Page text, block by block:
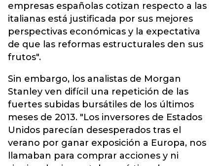
empresas españolas cotizan respecto a las
italianas está justificada por sus mejores
perspectivas económicas y la expectativa
de que las reformas estructurales den sus
frutos".
Sin embargo, los analistas de Morgan
Stanley ven difícil una repetición de las
fuertes subidas bursátiles de los últimos
meses de 2013. "Los inversores de Estados
Unidos parecían desesperados tras el
verano por ganar exposición a Europa, nos
llamaban para comprar acciones y ni